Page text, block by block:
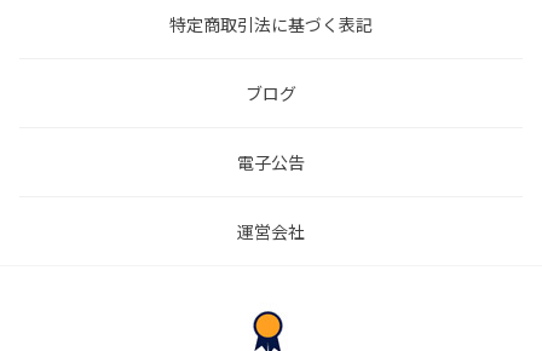
特定商取引法に基づく表記
ブログ
電子公告
運営会社